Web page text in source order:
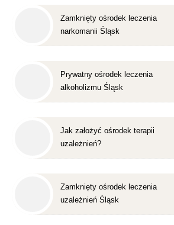
Zamknięty ośrodek leczenia
narkomanii Śląsk
Prywatny ośrodek leczenia
alkoholizmu Śląsk
Jak założyć ośrodek terapii
uzależnień?
Zamknięty ośrodek leczenia
uzależnień Śląsk